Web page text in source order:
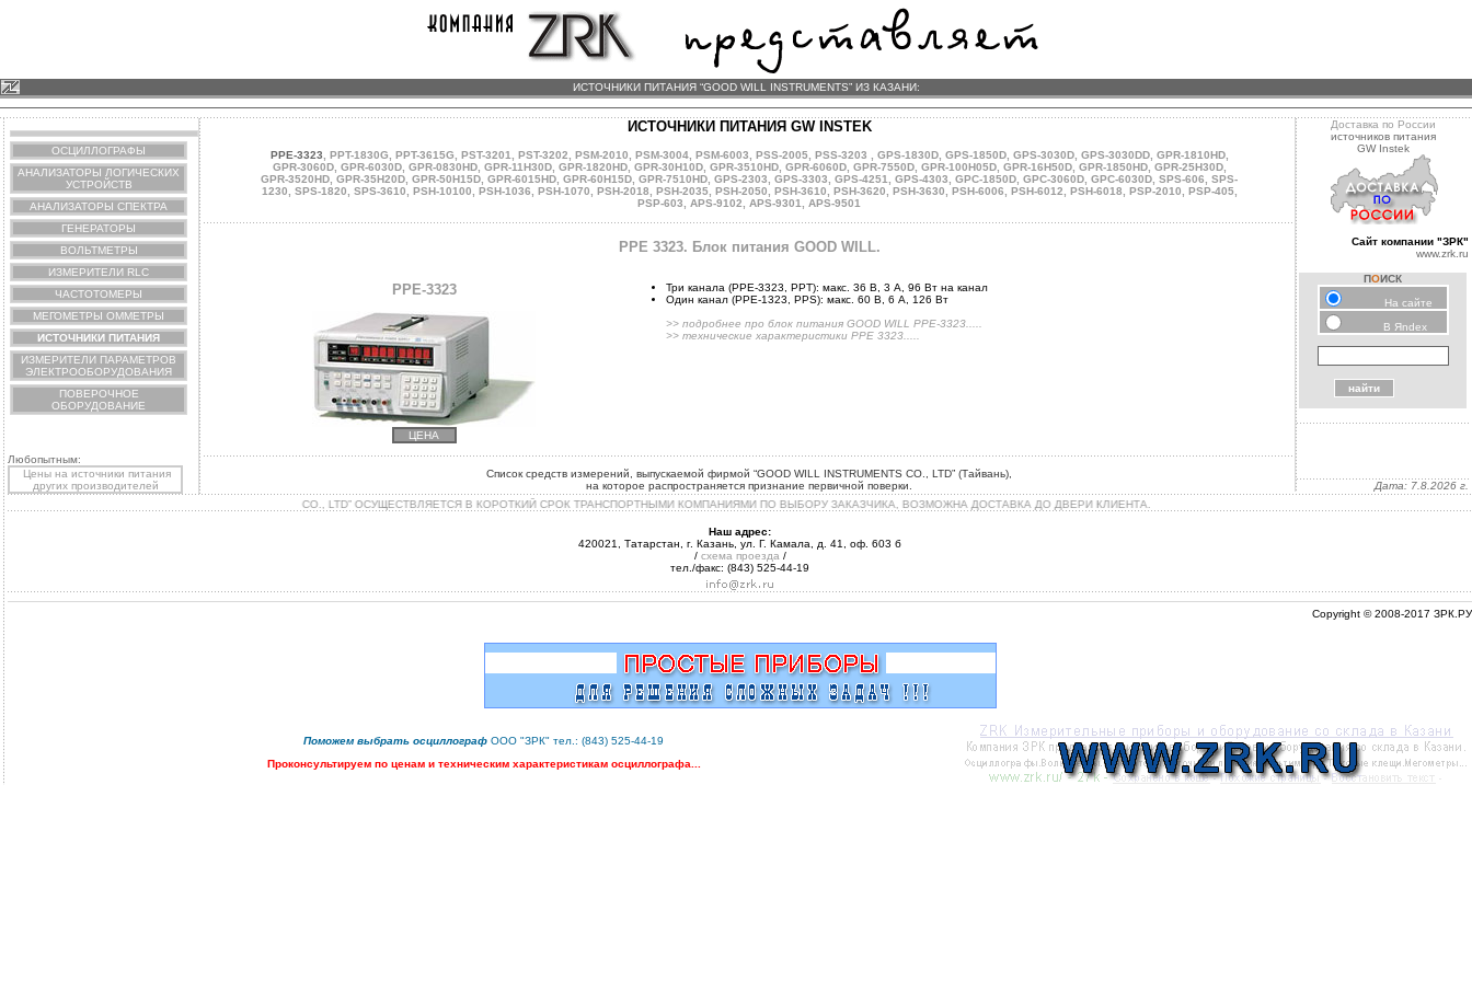
ИСТОЧНИКИ ПИТАНИЯ “GOOD WILL INSTRUMENTS” ИЗ КАЗАНИ:
ОСЦИЛЛОГРАФЫ
АНАЛИЗАТОРЫ ЛОГИЧЕСКИХ
УСТРОЙСТВ
АНАЛИЗАТОРЫ СПЕКТРА
ГЕНЕРАТОРЫ
ВОЛЬТМЕТРЫ
ИЗМЕРИТЕЛИ RLC
ЧАСТОТОМЕРЫ
МЕГОМЕТРЫ ОММЕТРЫ
ИСТОЧНИКИ ПИТАНИЯ
ИЗМЕРИТЕЛИ ПАРАМЕТРОВ
ЭЛЕКТРООБОРУДОВАНИЯ
ПОВЕРОЧНОЕ
ОБОРУДОВАНИЕ
ИСТОЧНИКИ ПИТАНИЯ GW INSTEK
PPE-3323, PPT-1830G, PPT-3615G, PST-3201, PST-3202, PSM-2010, PSM-3004, PSM-6003, PSS-2005, PSS-3203 , GPS-1830D, GPS-1850D, GPS-3030D, GPS-3030DD, GPR-1810HD,
GPR-3060D, GPR-6030D, GPR-0830HD, GPR-11H30D, GPR-1820HD, GPR-30H10D, GPR-3510HD, GPR-6060D, GPR-7550D, GPR-100H05D, GPR-16H50D, GPR-1850HD, GPR-25H30D,
GPR-3520HD, GPR-35H20D, GPR-50H15D, GPR-6015HD, GPR-60H15D, GPR-7510HD, GPS-2303, GPS-3303, GPS-4251, GPS-4303, GPC-1850D, GPC-3060D, GPC-6030D, SPS-606, SPS-
1230, SPS-1820, SPS-3610, PSH-10100, PSH-1036, PSH-1070, PSH-2018, PSH-2035, PSH-2050, PSH-3610, PSH-3620, PSH-3630, PSH-6006, PSH-6012, PSH-6018, PSP-2010, PSP-405,
PSP-603, APS-9102, APS-9301, APS-9501
PPE 3323. Блок питания GOOD WILL.
PPE-3323
Три канала (РРЕ-3323, РРТ): макс. 36 В, 3 А, 96 Вт на канал
Один канал (РРЕ-1323, PPS): макс. 60 В, 6 А, 126 Вт
>> подробнее про блок питания GOOD WILL PPE-3323.....
>> технические характеристики PPE 3323.....
ЦЕНА
Список средств измерений, выпускаемой фирмой “GOOD WILL INSTRUMENTS CO., LTD” (Тайвань),
на которое распространяется признание первичной поверки.
Доставка по России
источников питания
GW Instek
Сайт компании "ЗРК"
www.zrk.ru
ПОИСК
На сайте
В Яndex
Дата: 7.8.2026 г.
Любопытным:
Цены на источники питания
других производителей
БЛОКОВ ПИТАНИЯ “GOOD WILL INSTRUMENTS CO., LTD” ОСУЩЕСТВЛЯЕТСЯ В КОРОТКИЙ СРОК ТРАНСПОРТНЫМИ КОМПАНИЯМИ ПО ВЫБОРУ ЗАКАЗЧИКА, ВОЗМОЖНА ДОСТАВКА ДО ДВЕРИ КЛИЕНТА.
Наш адрес:
420021, Татарстан, г. Казань, ул. Г. Камала, д. 41, оф. 603 б
/ схема проезда /
тел./факс: (843) 525-44-19
Copyright © 2008-2017 ЗРК.РУ
Поможемвыбрать осциллограф ООО "ЗРК" тел.: (843) 525-44-19
Проконсультируем по ценам и техническим характеристикам осциллографа...